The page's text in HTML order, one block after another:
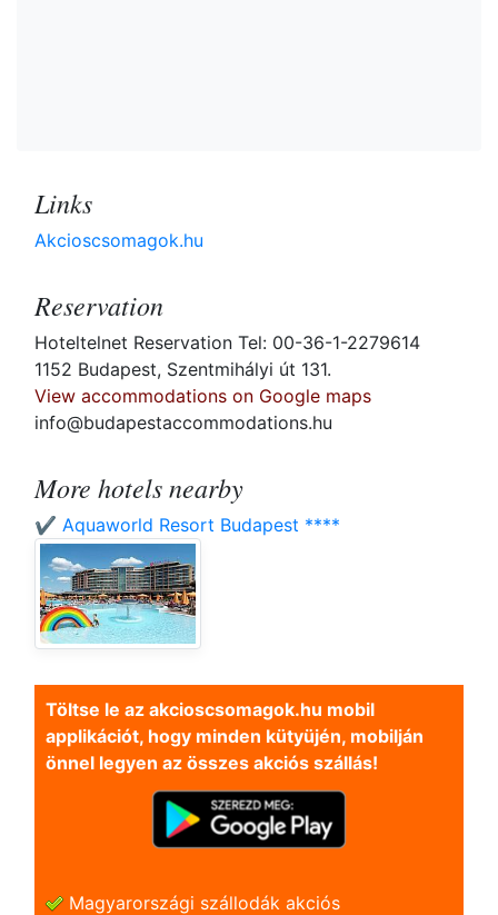
Links
Akcioscsomagok.hu
Reservation
Hoteltelnet Reservation Tel: 00-36-1-2279614
1152 Budapest, Szentmihályi út 131.
View accommodations on Google maps
info@budapestaccommodations.hu
More hotels nearby
✔️ Aquaworld Resort Budapest ****
Töltse le az akcioscsomagok.hu mobil
applikációt, hogy minden kütyüjén, mobilján
önnel legyen az összes akciós szállás!
Magyarországi szállodák akciós